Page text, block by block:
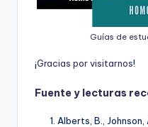
Guías de
¡Gracias porvisitarnos!
Fuente y lecturas
Alberts, B., Johnson,